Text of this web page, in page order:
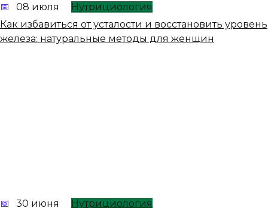
08 июля
Нутрициология
Как избавиться от усталости и восстановить уровень
железа: натуральные методы для женщин
30 июня Нутрициология